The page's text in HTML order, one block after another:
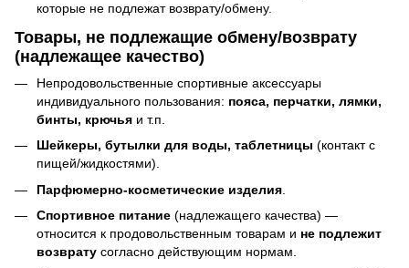
которые не подлежат возврату/обмену.
Товары, не подлежащие обмену/возврату
(надлежащее качество)
Непродовольственные спортивные аксессуары
индивидуального пользования: пояса, перчатки, лямки,
бинты, крючья и т.п.
Шейкеры, бутылки для воды, таблетницы (контакт с
пищей/жидкостями).
Парфюмерно-косметические изделия
Спортивное питание (надлежащего качества) —
относится к продовольственным товарам и не подлежит
возврату согласно действующим нормам.